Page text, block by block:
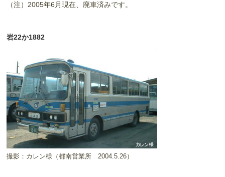
（注）2005年6月現在、廃車済みです。
岩22か1882
撮影：カレン様（都南営業所 2004.5.26）